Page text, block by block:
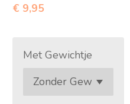
€ 9,95
Met Gewichtje